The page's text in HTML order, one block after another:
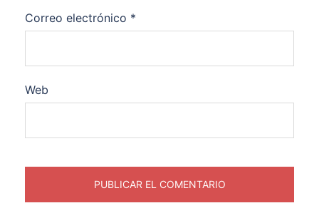
Correo electrónico *
Web